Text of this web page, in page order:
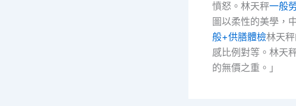
憤怒。林天秤一般
圖以柔性的美學，
般+供膳體檢林天
感比例對等。林天
的無價之重。」